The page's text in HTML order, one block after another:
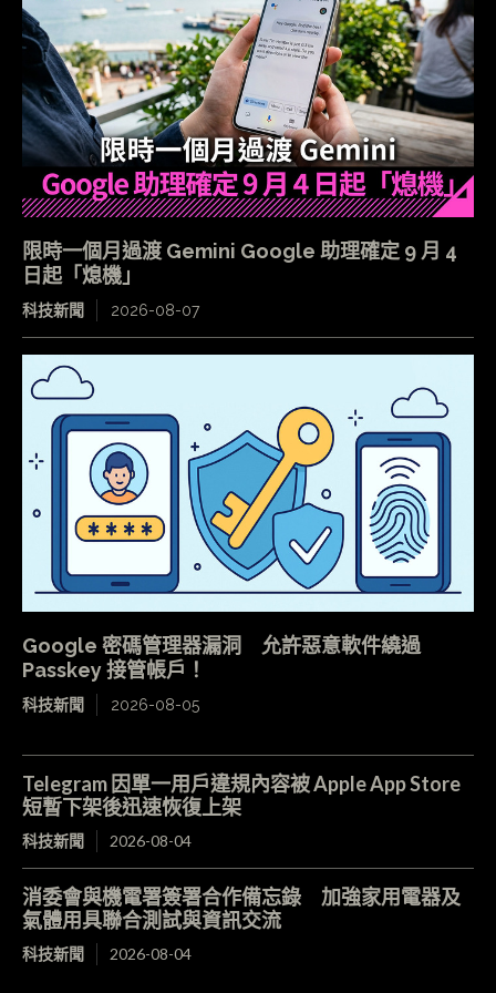
限時一個月過渡 Gemini Google 助理確定 9 月 4
日起「熄機」
科技新聞 2026-08-07
Google 密碼管理器漏洞 允許惡意軟件繞過
Passkey 接管帳戶！
科技新聞 2026-08-05
Telegram 因單一用戶違規內容被 Apple App Store
短暫下架後迅速恢復上架
科技新聞 2026-08-04
消委會與機電署簽署合作備忘錄 加強家用電器及
氣體用具聯合測試與資訊交流
科技新聞 2026-08-04